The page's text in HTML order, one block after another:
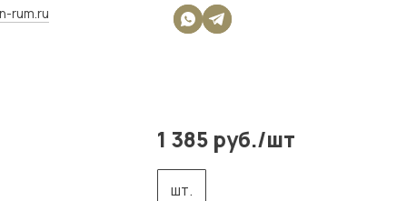
rum.ru
1 385 руб./шт
шт.